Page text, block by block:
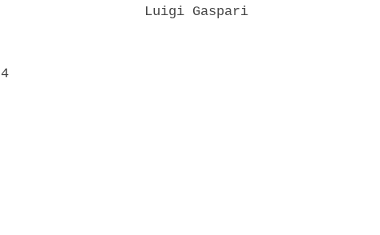
Luigi Gaspari